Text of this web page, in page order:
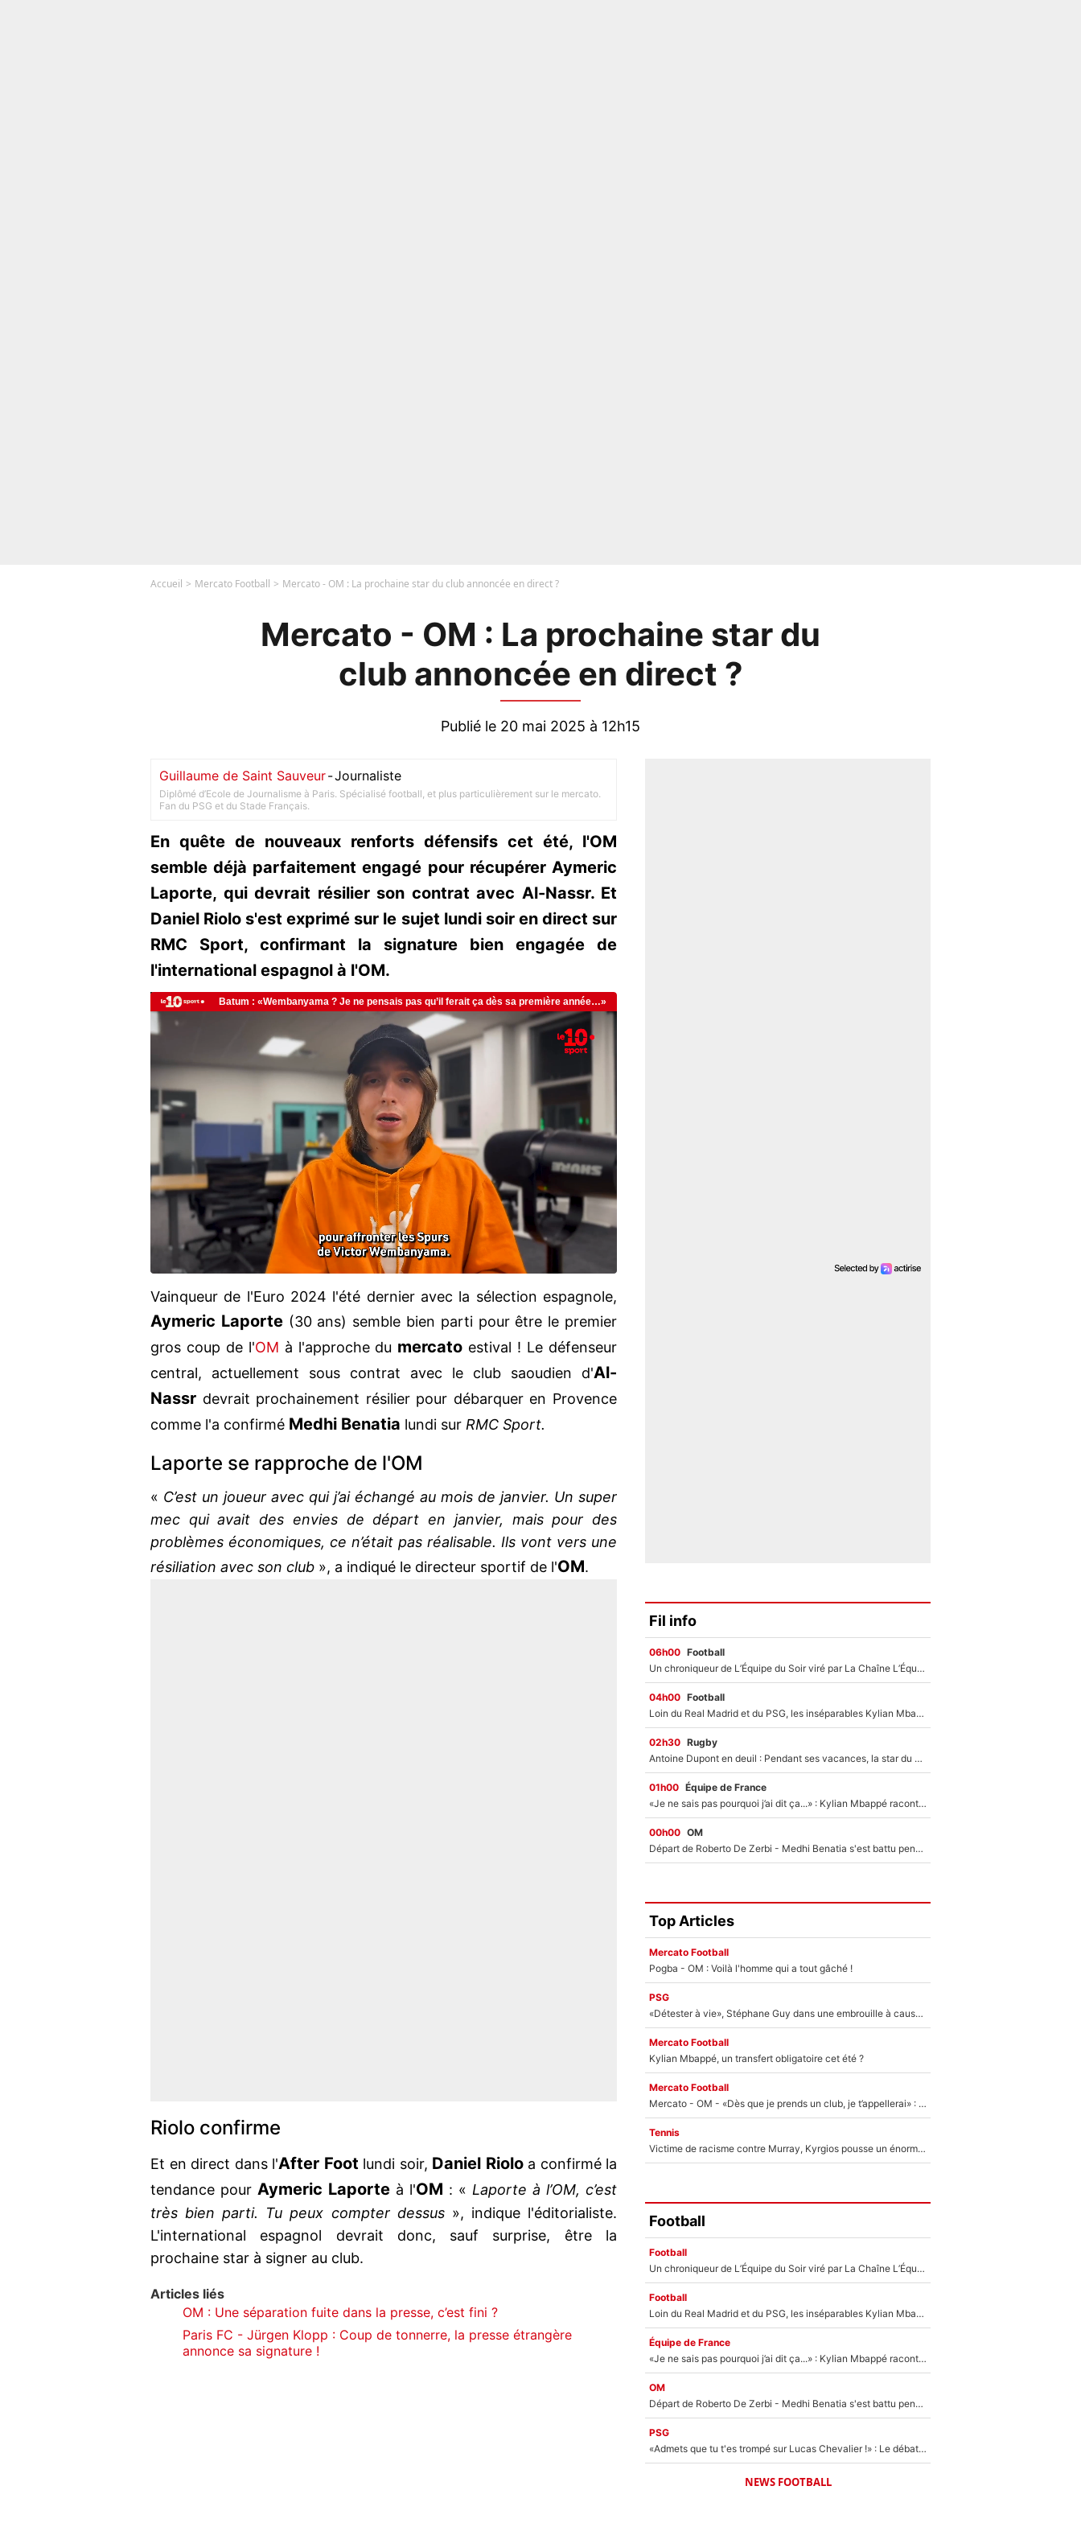
Accueil Mercato Football Mercato - OM : La prochaine star du club annoncée en direct ?
Mercato - OM : La prochaine star du
club annoncée en direct ?
Publié le 20 mai 2025 à 12h15
Guillaume de Saint Sauveur-Journaliste
Diplômé d’Ecole de Journalisme à Paris. Spécialisé football, et plus particulièrement sur le mercato.
Fan du PSG et du Stade Français.
En quête de nouveaux renforts défensifs cet été, l'OM
semble déjà parfaitement engagé pour récupérer Aymeric
Laporte, qui devrait résilier son contrat avec Al-Nassr. Et
Daniel Riolo s'est exprimé sur le sujet lundi soir en direct sur
RMC Sport, confirmant la signature bien engagée de
l'international espagnol à l'OM.
Vainqueur de l'Euro 2024 l'été dernier avec la sélection espagnole,
Aymeric Laporte(30 ans) semble bien parti pour être le premier
gros coup de l'OM à l'approche du mercato estival ! Le défenseur
central, actuellement sous contrat avec le club saoudien d'Al-
Nassr devrait prochainement résilier pour débarquer en Provence
comme l'a confirmé Medhi Benatia lundi sur RMC Sport.
Laporte se rapproche de l'OM
« C’est un joueur avec qui j’ai échangé au mois de janvier. Un super
mec qui avait des envies de départ en janvier, mais pour des
problèmes économiques, ce n’était pas réalisable. Ils vont vers une
résiliation avec son club », a indiqué le directeur sportif de l'OM.
Riolo confirme
Et en direct dans l'After Foot lundi soir, Daniel Rioloa confirmé la
tendance pour Aymeric Laporte à l'OM : « Laporte à l’OM, c’est
très bien parti. Tu peux compter dessus», indique l'éditorialiste.
L'international espagnol devrait donc, sauf surprise, être la
prochaine star à signer au club.
Articles liés
OM : Une séparation fuite dans la presse, c’est fini ?
Paris FC - Jürgen Klopp : Coup de tonnerre, la presse étrangère
annonce sa signature !
Fil info
06h00 Football
Un chroniqueur de L’Équipe du Soir viré par La Chaîne L’Équipe : Même Olivier Ménard n’avait pas pu empêcher son départ, «je l’ai appris sur Twitter, je l’ai vécu assez mal»
04h00 Football
Loin du Real Madrid et du PSG, les inséparables Kylian Mbappé et Achraf Hakimi changent d'équipe le temps d'une journée !
02h30 Rugby
Antoine Dupont en deuil : Pendant ses vacances, la star du XV de France a perdu sa grand-mère
01h00 Équipe de France
«Je ne sais pas pourquoi j’ai dit ça...» : Kylian Mbappé raconte sa première rencontre avec Zinédine Zidane (et c’est très drôle)
00h00 OM
Départ de Roberto De Zerbi - Medhi Benatia s'est battu pendant six mois pour le retenir à l'OM, le PSG a été le naufrage de trop : «Je pars avec toi»
Top Articles
Mercato Football
Pogba - OM : Voilà l'homme qui a tout gâché !
PSG
«Détester à vie», Stéphane Guy dans une embrouille à cause du PSG !
Mercato Football
Kylian Mbappé, un transfert obligatoire cet été ?
Mercato Football
Mercato - OM - «Dès que je prends un club, je t’appellerai» : La promesse de Marcelino au moment de claquer la porte
Tennis
Victime de racisme contre Murray, Kyrgios pousse un énorme coup de gueule !
Football
Football
Un chroniqueur de L’Équipe du Soir viré par La Chaîne L’Équipe : Même Olivier Ménard n’avait pas pu empêcher son départ, «je l’ai appris sur Twitter, je l’ai vécu assez mal»
Football
Loin du Real Madrid et du PSG, les inséparables Kylian Mbappé et Achraf Hakimi changent d'équipe le temps d'une journée !
Équipe de France
«Je ne sais pas pourquoi j’ai dit ça...» : Kylian Mbappé raconte sa première rencontre avec Zinédine Zidane (et c’est très drôle)
OM
Départ de Roberto De Zerbi - Medhi Benatia s'est battu pendant six mois pour le retenir à l'OM, le PSG a été le naufrage de trop : «Je pars avec toi»
PSG
«Admets que tu t'es trompé sur Lucas Chevalier !» : Le débat sur le gardien du PSG vire au clash à l'After Foot
NEWS FOOTBALL